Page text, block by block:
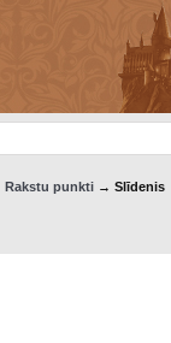
Rakstu punkti→ Slīdenis